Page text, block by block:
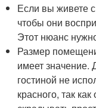
Если вы живете
чтобы они
Этот нюанс
Размер
имеет
гостиной не
красного, так